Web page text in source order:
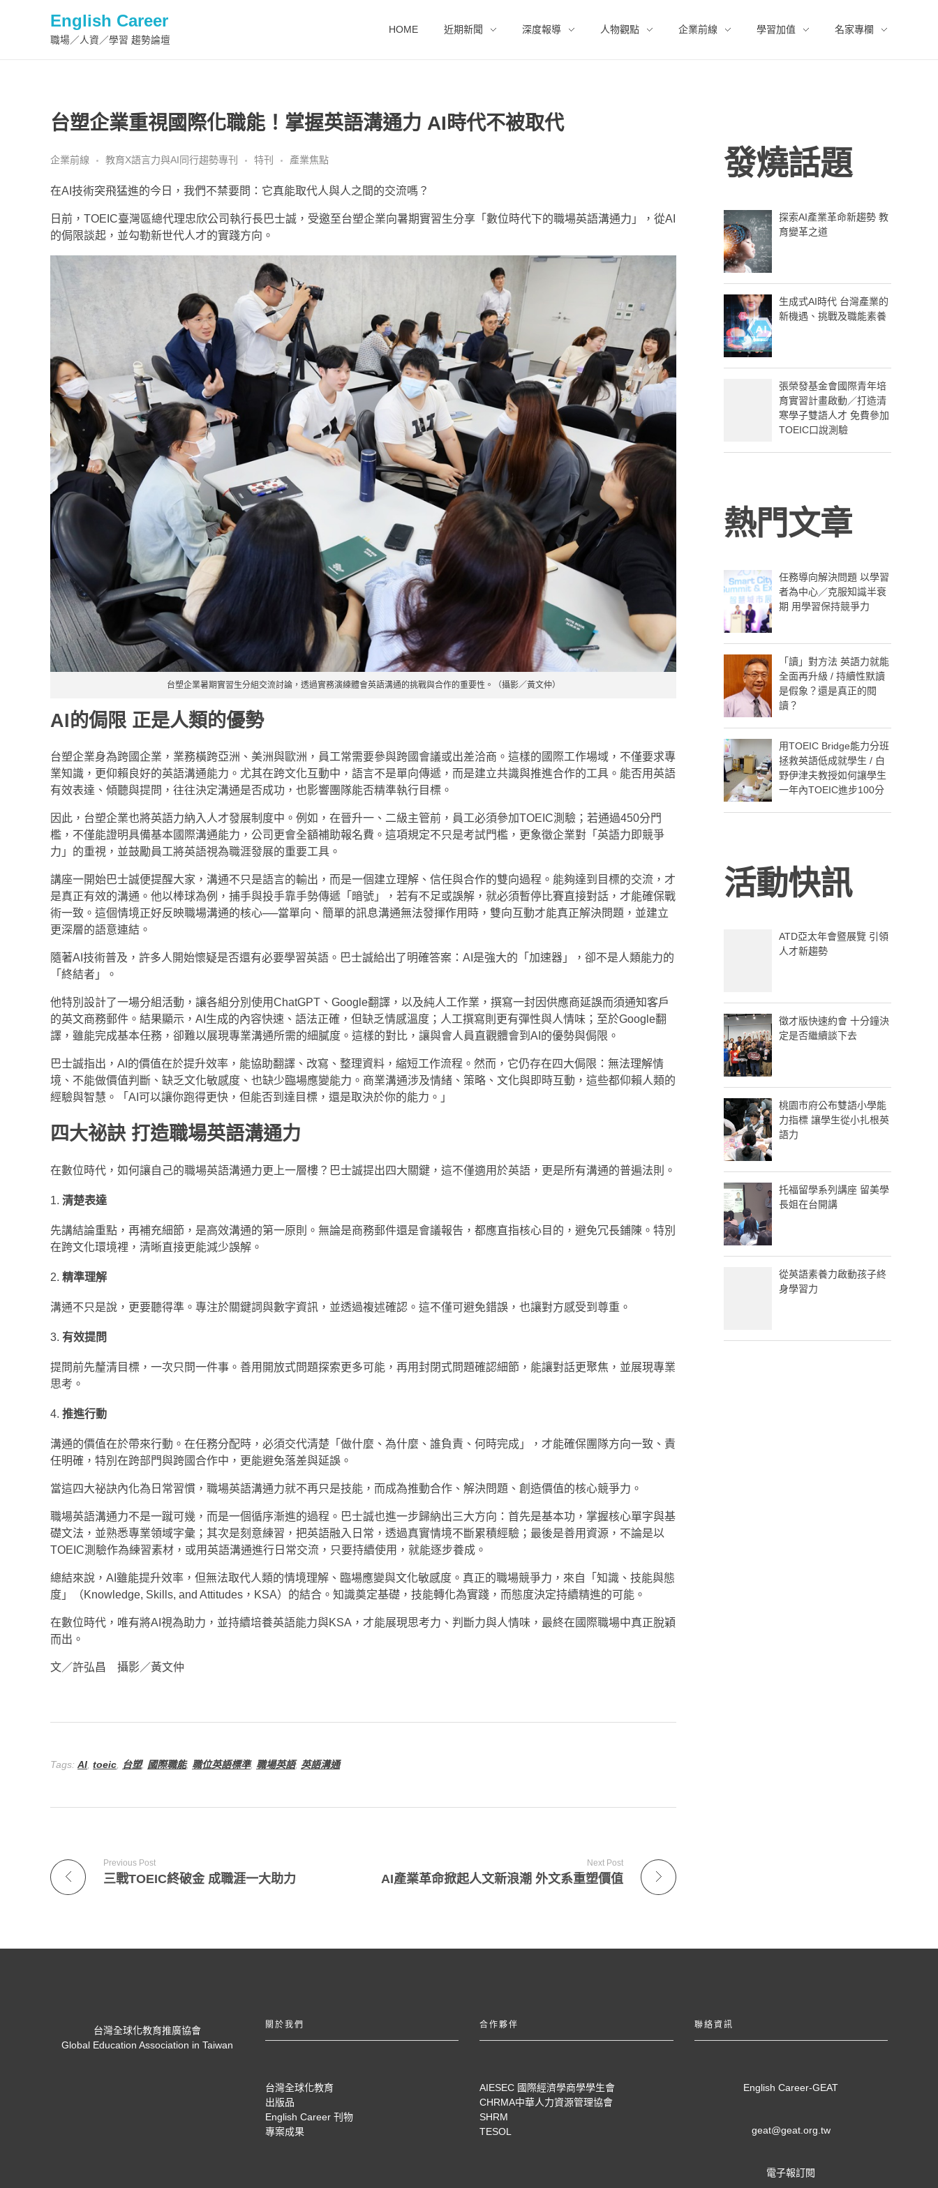
English Career
職場／人資／學習 趨勢論壇
HOME 近期新聞 深度報導 人物觀點 企業前線 學習加值 名家專欄
台塑企業重視國際化職能！掌握英語溝通力 AI時代不被取代
企業前線 教育X語言力與AI同行趨勢專刊 特刊 產業焦點
在AI技術突飛猛進的今日，我們不禁要問：它真能取代人與人之間的交流嗎？
日前，TOEIC臺灣區總代理忠欣公司執行長巴士誠，受邀至台塑企業向暑期實習生分享「數位時代下的職場英語溝通力」，從AI
的侷限談起，並勾勒新世代人才的實踐方向。
台塑企業暑期實習生分組交流討論，透過實務演練體會英語溝通的挑戰與合作的重要性。（攝影／黃文仲）
AI 的侷限 正是人類的優勢
台塑企業身為跨國企業，業務橫跨亞洲、美洲與歐洲，員工常需要參與跨國會議或出差洽商。這樣的國際工作場域，不僅要求專
業知識，更仰賴良好的英語溝通能力。尤其在跨文化互動中，語言不是單向傳遞，而是建立共識與推進合作的工具。能否用英語
有效表達、傾聽與提問，往往決定溝通是否成功，也影響團隊能否精準執行目標。
因此，台塑企業也將英語力納入人才發展制度中。例如，在晉升一、二級主管前，員工必須參加TOEIC測驗；若通過450分門
檻，不僅能證明具備基本國際溝通能力，公司更會全額補助報名費。這項規定不只是考試門檻，更象徵企業對「英語力即競爭
力」的重視，並鼓勵員工將英語視為職涯發展的重要工具。
講座一開始巴士誠便提醒大家，溝通不只是語言的輸出，而是一個建立理解、信任與合作的雙向過程。能夠達到目標的交流，才
是真正有效的溝通。他以棒球為例，捕手與投手靠手勢傳遞「暗號」，若有不足或誤解，就必須暫停比賽直接對話，才能確保戰
術一致。這個情境正好反映職場溝通的核心──當單向、簡單的訊息溝通無法發揮作用時，雙向互動才能真正解決問題，並建立
更深層的語意連結。
隨著AI技術普及，許多人開始懷疑是否還有必要學習英語。巴士誠給出了明確答案：AI是強大的「加速器」，卻不是人類能力的
「終結者」。
他特別設計了一場分組活動，讓各組分別使用ChatGPT、Google翻譯，以及純人工作業，撰寫一封因供應商延誤而須通知客戶
的英文商務郵件。結果顯示，AI生成的內容快速、語法正確，但缺乏情感溫度；人工撰寫則更有彈性與人情味；至於Google翻
譯，雖能完成基本任務，卻難以展現專業溝通所需的細膩度。這樣的對比，讓與會人員直觀體會到AI的優勢與侷限。
巴士誠指出，AI的價值在於提升效率，能協助翻譯、改寫、整理資料，縮短工作流程。然而，它仍存在四大侷限：無法理解情
境、不能做價值判斷、缺乏文化敏感度、也缺少臨場應變能力。商業溝通涉及情緒、策略、文化與即時互動，這些都仰賴人類的
經驗與智慧。「AI可以讓你跑得更快，但能否到達目標，還是取決於你的能力。」
四大祕訣 打造職場英語溝通力
在數位時代，如何讓自己的職場英語溝通力更上一層樓？巴士誠提出四大關鍵，這不僅適用於英語，更是所有溝通的普遍法則。
清楚表達
先講結論重點，再補充細節，是高效溝通的第一原則。無論是商務郵件還是會議報告，都應直指核心目的，避免冗長鋪陳。特別
在跨文化環境裡，清晰直接更能減少誤解。
精準理解
溝通不只是說，更要聽得準。專注於關鍵詞與數字資訊，並透過複述確認。這不僅可避免錯誤，也讓對方感受到尊重。
有效提問
提問前先釐清目標，一次只問一件事。善用開放式問題探索更多可能，再用封閉式問題確認細節，能讓對話更聚焦，並展現專業
思考。
推進行動
溝通的價值在於帶來行動。在任務分配時，必須交代清楚「做什麼、為什麼、誰負責、何時完成」，才能確保團隊方向一致、責
任明確，特別在跨部門與跨國合作中，更能避免落差與延誤。
當這四大祕訣內化為日常習慣，職場英語溝通力就不再只是技能，而成為推動合作、解決問題、創造價值的核心競爭力。
職場英語溝通力不是一蹴可幾，而是一個循序漸進的過程。巴士誠也進一步歸納出三大方向：首先是基本功，掌握核心單字與基
礎文法，並熟悉專業領域字彙；其次是刻意練習，把英語融入日常，透過真實情境不斷累積經驗；最後是善用資源，不論是以
TOEIC測驗作為練習素材，或用英語溝通進行日常交流，只要持續使用，就能逐步養成。
總結來說，AI雖能提升效率，但無法取代人類的情境理解、臨場應變與文化敏感度。真正的職場競爭力，來自「知識、技能與態
度」（Knowledge, Skills, and Attitudes，KSA）的結合。知識奠定基礎，技能轉化為實踐，而態度決定持續精進的可能。
在數位時代，唯有將AI視為助力，並持續培養英語能力與KSA，才能展現思考力、判斷力與人情味，最終在國際職場中真正脫穎
而出。
文／許弘昌 攝影／黃文仲
Tags: AI toeic 台塑, 國際職能, 職位英語標準, 職場英語, 英語溝通
Previous Post
三戰TOEIC終破金 成職涯一大助力
Next Post
AI產業革命掀起人文新浪潮 外文系重塑價值
發燒話題
探索AI產業革命新趨勢 教
育變革之道
生成式AI時代 台灣產業的
新機遇、挑戰及職能素養
張榮發基金會國際青年培
育實習計畫啟動／打造清
寒學子雙語人才 免費參加
TOEIC口說測驗
熱門文章
任務導向解決問題 以學習
者為中心／克服知識半衰
期 用學習保持競爭力
「讀」對方法 英語力就能
全面再升級 / 持續性默讀
是假象？還是真正的閱
讀？
用TOEIC Bridge能力分班
拯救英語低成就學生 / 白
野伊津夫教授如何讓學生
一年內TOEIC進步100分
活動快訊
ATD亞太年會暨展覽 引領
人才新趨勢
徵才版快速約會 十分鐘決
定是否繼續談下去
桃園市府公布雙語小學能
力指標 讓學生從小扎根英
語力
托福留學系列講座 留美學
長姐在台開講
從英語素養力啟動孩子終
身學習力
台灣全球化教育推廣協會
Global Education Association in Taiwan
關於我們
台灣全球化教育
出版品
English Career 刊物
專案成果
合作夥伴
AIESEC 國際經濟學商學學生會
CHRMA中華人力資源管理協會
SHRM
TESOL
聯絡資訊
English Career-GEAT
geat@geat.org.tw
電子報訂閱